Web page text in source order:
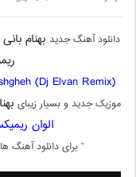
دانلود آهنگ جدید بهنام
(Dj Elvan Remix)
موزیک جدید و بسیار زیبای
الوان
” برای دانلود آهنگ